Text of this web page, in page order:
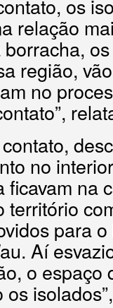
os
relação
região,
no
no
ficavam na
território
para
Aí
o espaço